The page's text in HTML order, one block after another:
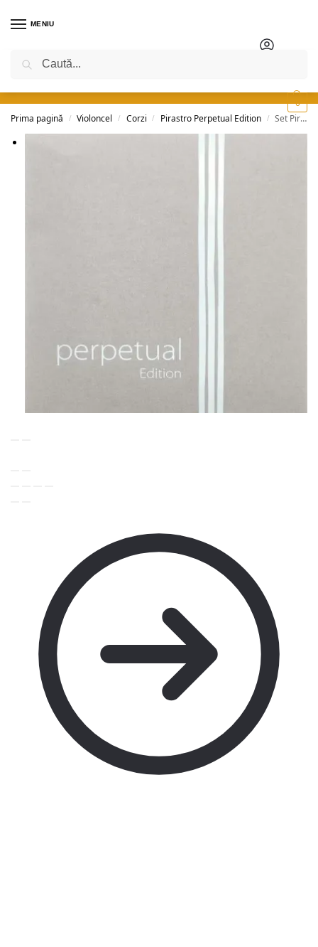
MENIU
0
Prima pagină
/ Violoncel / Corzi / Pirastro Perpetual Edition / Set Pirastro Perpetual Edition – cello